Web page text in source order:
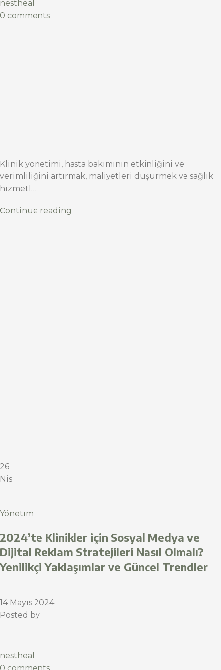
nestheal
0 comments
Klinik yönetimi, hasta bakımının etkinliğini ve
verimliliğini artırmak, maliyetleri düşürmek ve sağlık
hizmetl…
Continue reading
26
Nis
Yönetim
2024’te Klinikler için Sosyal Medya ve
Dijital Reklam Stratejileri Nasıl Olmalı?
Yenilikçi Yaklaşımlar ve Güncel Trendler
14 Mayıs 2024
Posted by
nestheal
0 comments